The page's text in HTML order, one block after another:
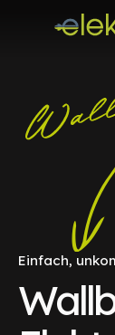
Einfach,